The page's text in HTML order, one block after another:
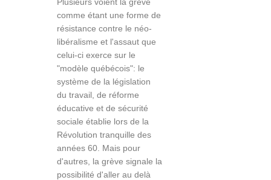
comme étant une forme de
résistance contre le néo-
libéralisme et l'assaut que
celui-ci exerce sur le
"modèle québécois": le
système de la législation
du travail, de réforme
éducative et de sécurité
sociale établie lors de la
Révolution tranquille des
années 60. Mais pour
d'autres, la grève signale la
possibilité d'aller au delà